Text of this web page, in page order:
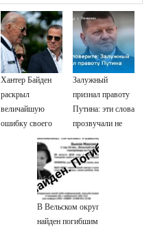
Хантер Байден
раскрыл
величайшую
ошибку своего
отца: бездействие
против Трампа
Залужный
признал правоту
Путина: эти слова
прозвучали не
просто так
В Вельском округе
найден погибшим